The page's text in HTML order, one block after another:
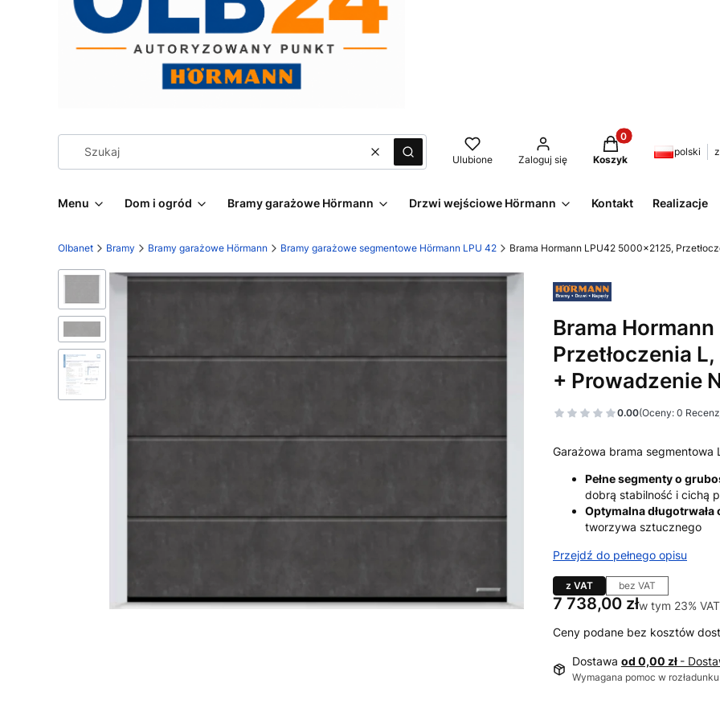
WyczyśćSzukaj Ulubione Zaloguj się
Produkty w
Koszyk
polski
Menu Dom i ogród Bramy garażowe Hörmann Drzwi wejściowe Hörmann Kontakt Realizacje
Olbanet Bramy Bramy garażowe Hörmann Bramy garażowe segmentowe Hörmann LPU 42 Brama Hormann LPU42 5000x2125,
Brama
Przetłoczenia
+ Prowadzenie
0.00(Oceny: 0
Garażowa brama segmentowa
Pełne segmenty o
dobrą stabilność i cichą
Optymalna długotrwała
tworzywa sztucznego
Przejdź do pełnego opisu
z VAT bez VAT
Cena
7 738,00 złw tym 23% VAT
w tym 23% VAT
Ceny podane bez kosztów
Dostawa od 0,00 zł -
Wymagana pomoc w